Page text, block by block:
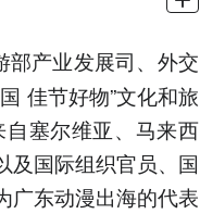
产业发展司、外交
佳节好物”文化和旅
塞尔维亚、马来西
及国际组织官员、国
广东动漫出海的代表